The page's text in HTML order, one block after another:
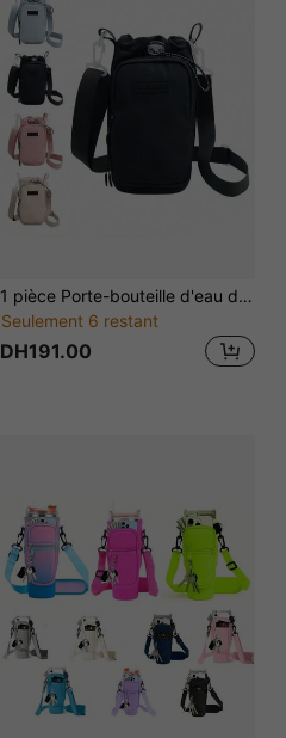
1 pièce Porte-bouteille d'eau de poche portable pour l'extérieur avec bandoulière, convient aux bouteilles de 32 oz, sac de transport de bouteille d'eau avec poche pour téléphone, poche pour bouteille d'eau à porter en bandoulière ou à la main pour la marche, la randonnée, les voyages, le camping (bouteille d'eau non incluse, lettre aléatoire sur la surface du sac), fournitures pour la rentrée scolaire
Seulement 6 restant
DH191.00